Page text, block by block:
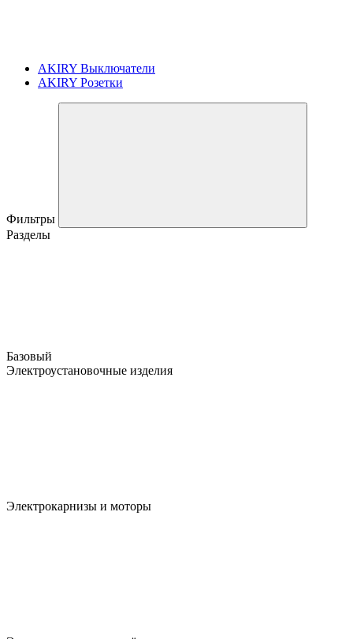
AKIRY Выключатели
AKIRY Розетки
Фильтры
Разделы
Базовый
Электроустановочные изделия
Электрокарнизы и моторы